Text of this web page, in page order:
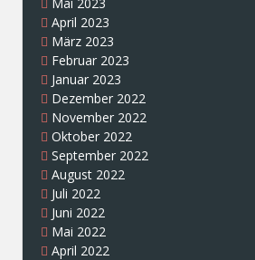
April 2023
März 2023
Februar 2023
Januar 2023
Dezember 2022
November 2022
Oktober 2022
September 2022
August 2022
Juli 2022
Juni 2022
Mai 2022
April 2022